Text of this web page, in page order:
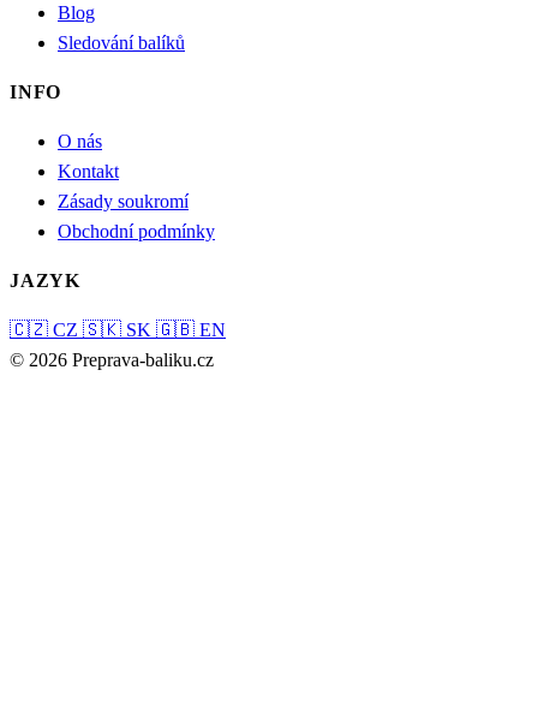
Blog
Sledování balíků
INFO
O nás
Kontakt
Zásady soukromí
Obchodní podmínky
JAZYK
🇨🇿 CZ 🇸🇰 SK 🇬🇧 EN
© 2026 Preprava-baliku.cz